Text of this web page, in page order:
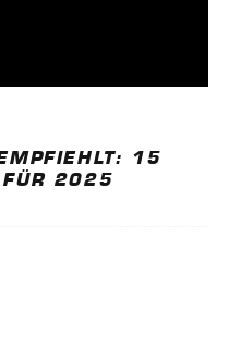
15
FÜR 2025